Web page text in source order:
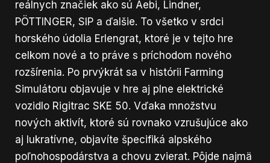
reálnych značiek ako sú Aebi, Lindner,
PÖTTINGER, SIP a ďalšie. To všetko v srdci
horského údolia Erlengrat, ktoré je v tejto hre
celkom nové a to práve s príchodom nového
rozšírenia. Po prvýkrát sa v histórii Farming
Simulátoru objavuje v hre aj plne elektrické
vozidlo Rigitrac SKE 50. Vďaka množstvu
nových aktivít, ktoré sú rovnako vzrušujúce ako
aj lukratívne, objavíte špecifiká alpského
poľnohospodárstva a chovu zvierat. Pôjde najmä